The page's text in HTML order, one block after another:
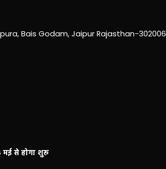
Bais Godam, Jaipur Rajasthan-302006
मई से होगा शुरू